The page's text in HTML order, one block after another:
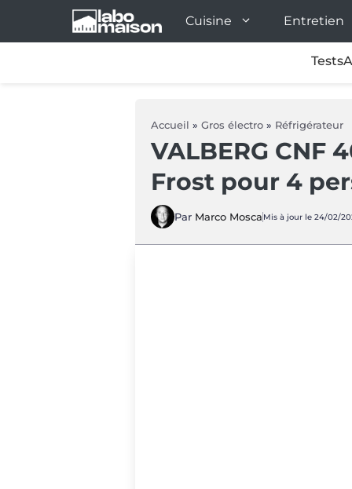
Cuisine Entretien
Tests
Accueil » Gros électro » Réfrigérateur
VALBERG CNF
Frost pour 4
Par Marco Mosca Mis à jour le 24/02/